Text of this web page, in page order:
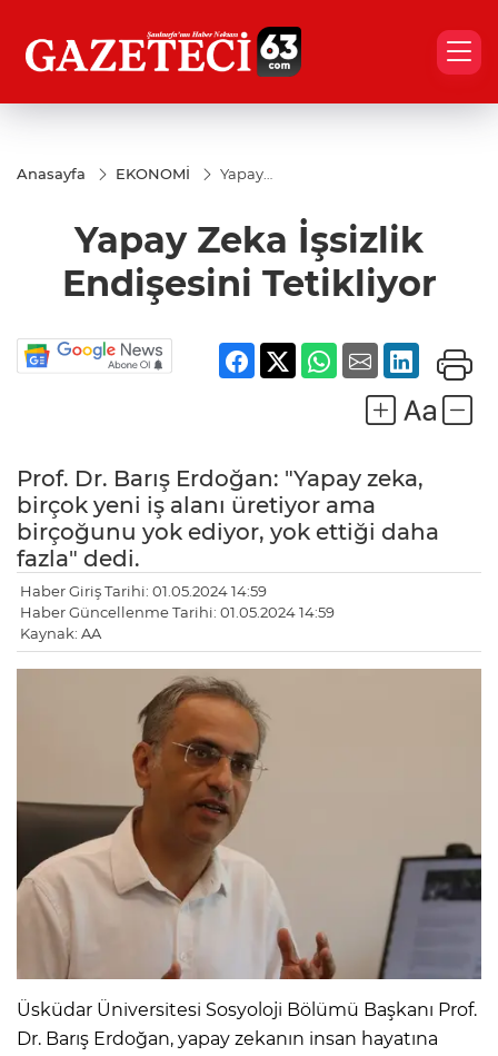
Anasayfa EKONOMİ
Yapay
Endişesini
Tetikliyor
Yapay Zeka İşsizlik
Endişesini Tetikliyor
Prof. Dr. Barış Erdoğan: "Yapay zeka,
birçok yeni iş alanı üretiyor ama
birçoğunu yok ediyor, yok ettiği daha
fazla" dedi.
Haber Giriş Tarihi: 01.05.2024 14:59
Haber Güncellenme Tarihi: 01.05.2024 14:59
Kaynak: AA
Üsküdar Üniversitesi Sosyoloji Bölümü Başkanı Prof.
Dr. Barış Erdoğan, yapay zekanın insan hayatına